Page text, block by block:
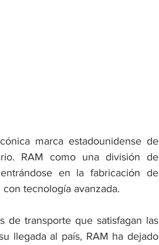
marca estadounidense de
RAM como una división de
en la fabricación de
tecnología avanzada.
de transporte que satisfagan las
llegada al país, RAM ha dejado